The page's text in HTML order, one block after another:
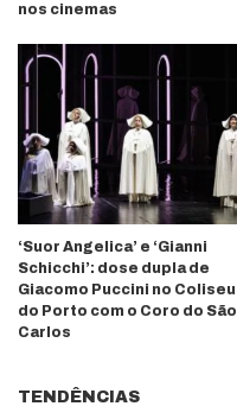
nos cinemas
‘Suor Angelica’ e ‘Gianni
Schicchi’: dose dupla de
Giacomo Puccini no Coliseu
do Porto com o Coro do São
Carlos
TENDÊNCIAS